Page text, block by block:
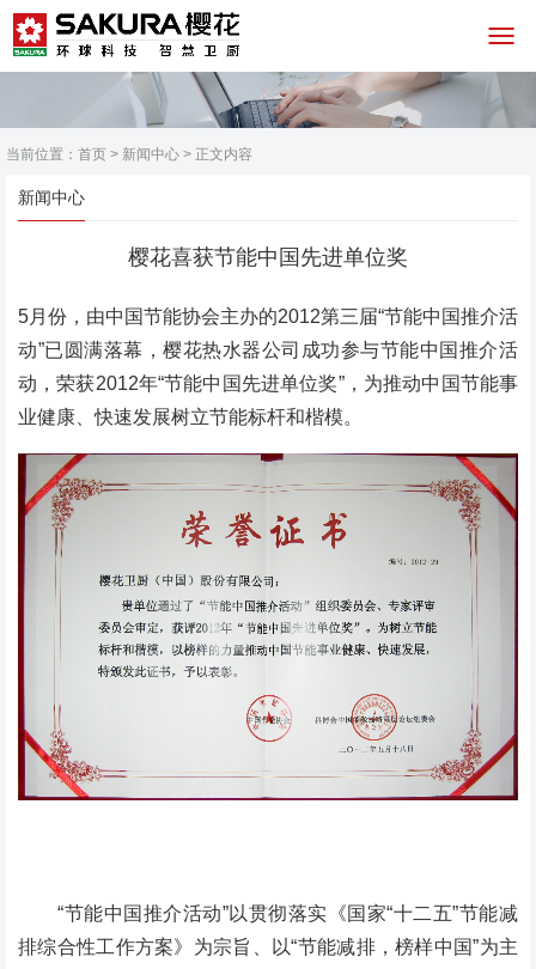
当前位置： 首页 > 新闻中心 > 正文内容
新闻中心
樱花喜获节能中国先进单位奖
5月份，由中国节能协会主办的2012第三届“节能中国推介活
动”已圆满落幕，樱花热水器公司成功参与节能中国推介活
动，荣获2012年“节能中国先进单位奖”，为推动中国节能事
业健康、快速发展树立节能标杆和楷模。
“节能中国推介活动”以贯彻落实《国家“十二五”节能减
排综合性工作方案》为宗旨、以“节能减排，榜样中国”为主